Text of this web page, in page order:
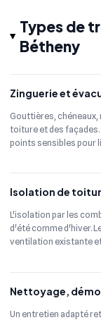
Types de
Bétheny
Zinguerie et
Gouttières, chéneaux,
toiture et des
points sensibles pour
Isolation de
L'isolation par les
d'été comme d'hiver.
ventilation existante
Nettoyage,
Un entretien adapté